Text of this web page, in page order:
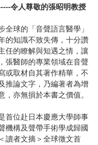
令人尊敬的張昭明教授
球的「音聲語言醫學」
的知識不致失傳，十分讚
任的瞭解與知遇之情，讓
張醫師的專業領域在音聲
或取材自其著作精華，不
推論文字，乃編著者為增
亦無損於本書之價值。
首位赴日本慶應大學師事
機構及聲帶手術學成歸國
讀者文摘＞全球徵文首